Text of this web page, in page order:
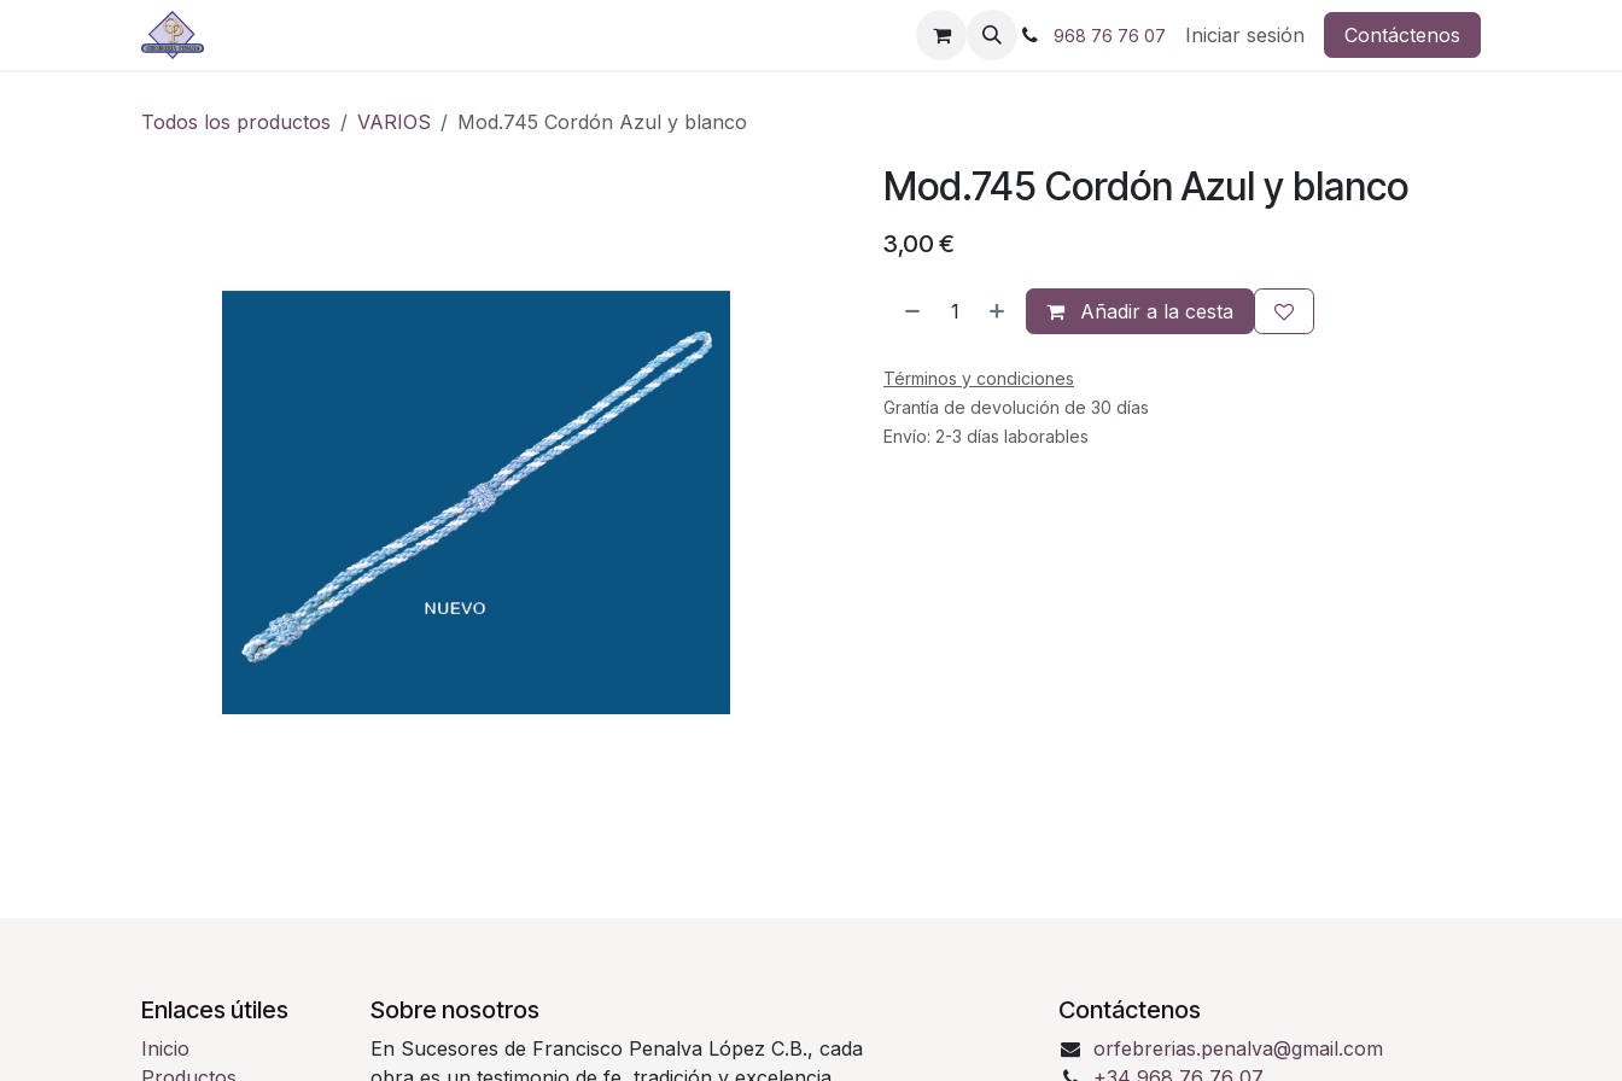
968 76 76 07 Iniciar sesión Contáctenos
Todos los productos VARIOS Mod.745 Cordón Azul y blanco
Mod.745 Cordón Azul y blanco
3,00 €
Añadir a la cesta
Términos y condiciones
Grantía de devolución de 30 días
Envío: 2-3 días laborables
Enlaces útiles
Inicio
Sobre nosotros
En Sucesores de Francisco Penalva López C.B., cada
Contáctenos
orfebrerias.penalva@gmail.com